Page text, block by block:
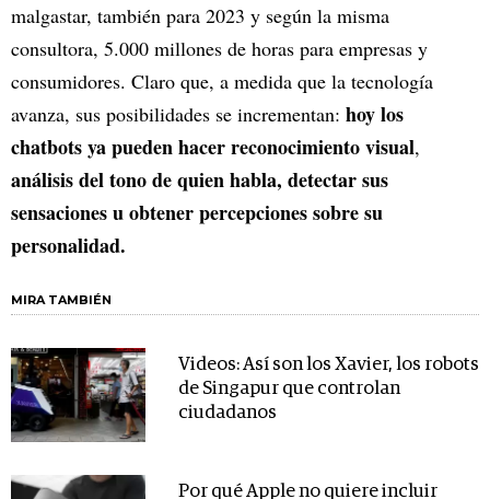
malgastar, también para 2023 y según la misma
consultora, 5.000 millones de horas para empresas y
consumidores. Claro que, a medida que la tecnología
avanza, sus posibilidades se incrementan: hoy los
chatbots ya pueden hacer reconocimiento visual,
análisis del tono de quien habla, detectar sus
sensaciones u obtener percepciones sobre su
personalidad.
MIRA TAMBIÉN
Videos: Así son los Xavier, los robots
de Singapur que controlan
ciudadanos
Por qué Apple no quiere incluir